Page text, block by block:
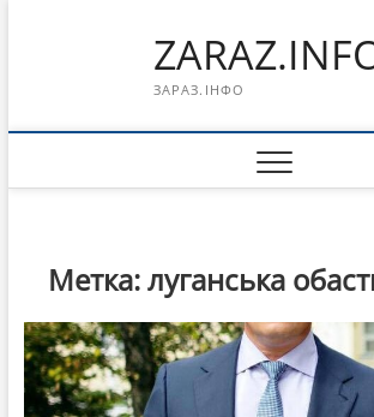
ЗАРАЗ.ІНФО
Метка:луганська